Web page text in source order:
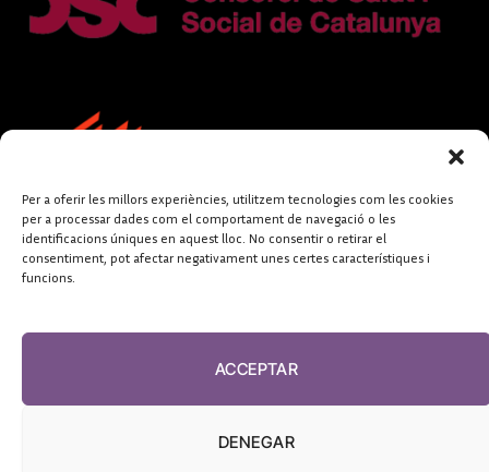
Per a oferir les millors experiències, utilitzem tecnologies com les cookies
per a processar dades com el comportament de navegació o les
identificacions úniques en aquest lloc. No consentir o retirar el
consentiment, pot afectar negativament unes certes característiques i
funcions.
ACCEPTAR
DENEGAR
FUNDACIÓ